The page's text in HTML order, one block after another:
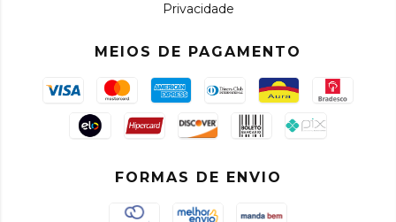
Privacidade
MEIOS DE PAGAMENTO
FORMAS DE ENVIO